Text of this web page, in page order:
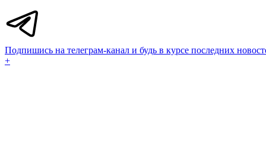
Подпишись на телеграм-канал и будь в курсе последних
+